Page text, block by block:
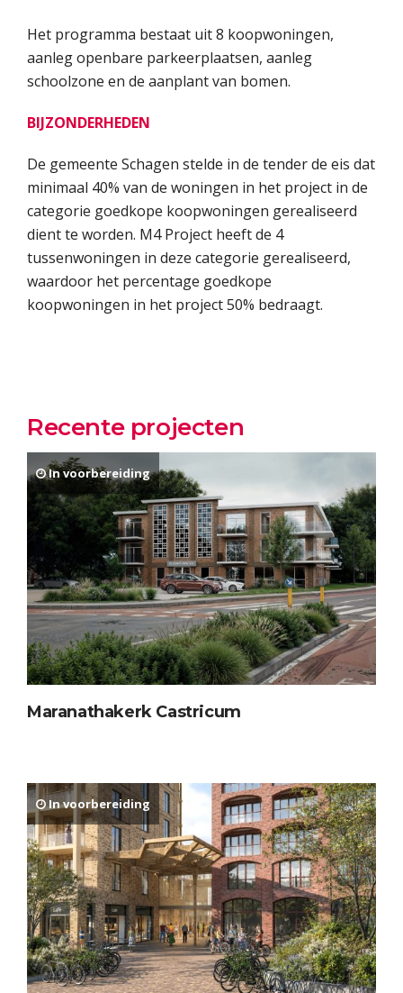
Het programma bestaat uit 8 koopwoningen,
aanleg openbare parkeerplaatsen, aanleg
schoolzone en de aanplant van bomen.
BIJZONDERHEDEN
De gemeente Schagen stelde in de tender de eis dat
minimaal 40% van de woningen in het project in de
categorie goedkope koopwoningen gerealiseerd
dient te worden. M4 Project heeft de 4
tussenwoningen in deze categorie gerealiseerd,
waardoor het percentage goedkope
koopwoningen in het project 50% bedraagt.
Recente projecten
In voorbereiding
Maranathakerk Castricum
In voorbereiding